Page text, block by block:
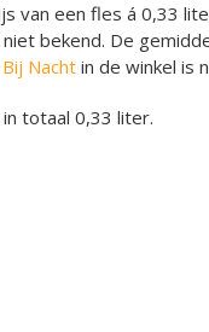
van een fles á 0,33
niet bekend. De
Nacht in de winkel is
totaal 0,33 liter.